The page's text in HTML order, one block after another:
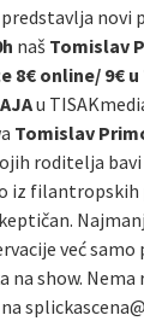
predstavlja novi
naš Tomislav
8€ online/ 9€
u
Tomislav
roditelja
iz filantropskih
već
na show.
na